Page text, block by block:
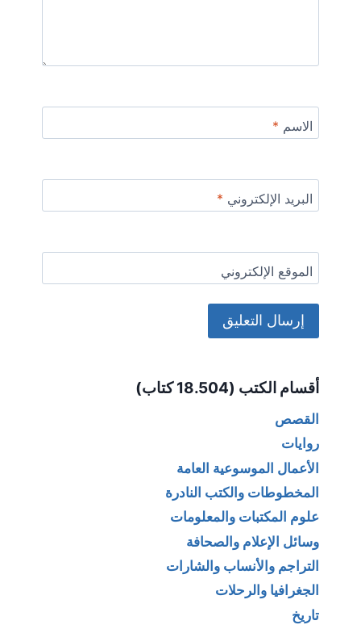
الاسم *
البريد الإلكتروني *
الموقع الإلكتروني
أقسام الكتب (18.504 كتاب)
القصص
روايات
الأعمال الموسوعية العامة
المخطوطات والكتب النادرة
علوم المكتبات والمعلومات
وسائل الإعلام والصحافة
التراجم والأنساب والشارات
الجغرافيا والرحلات
تاريخ